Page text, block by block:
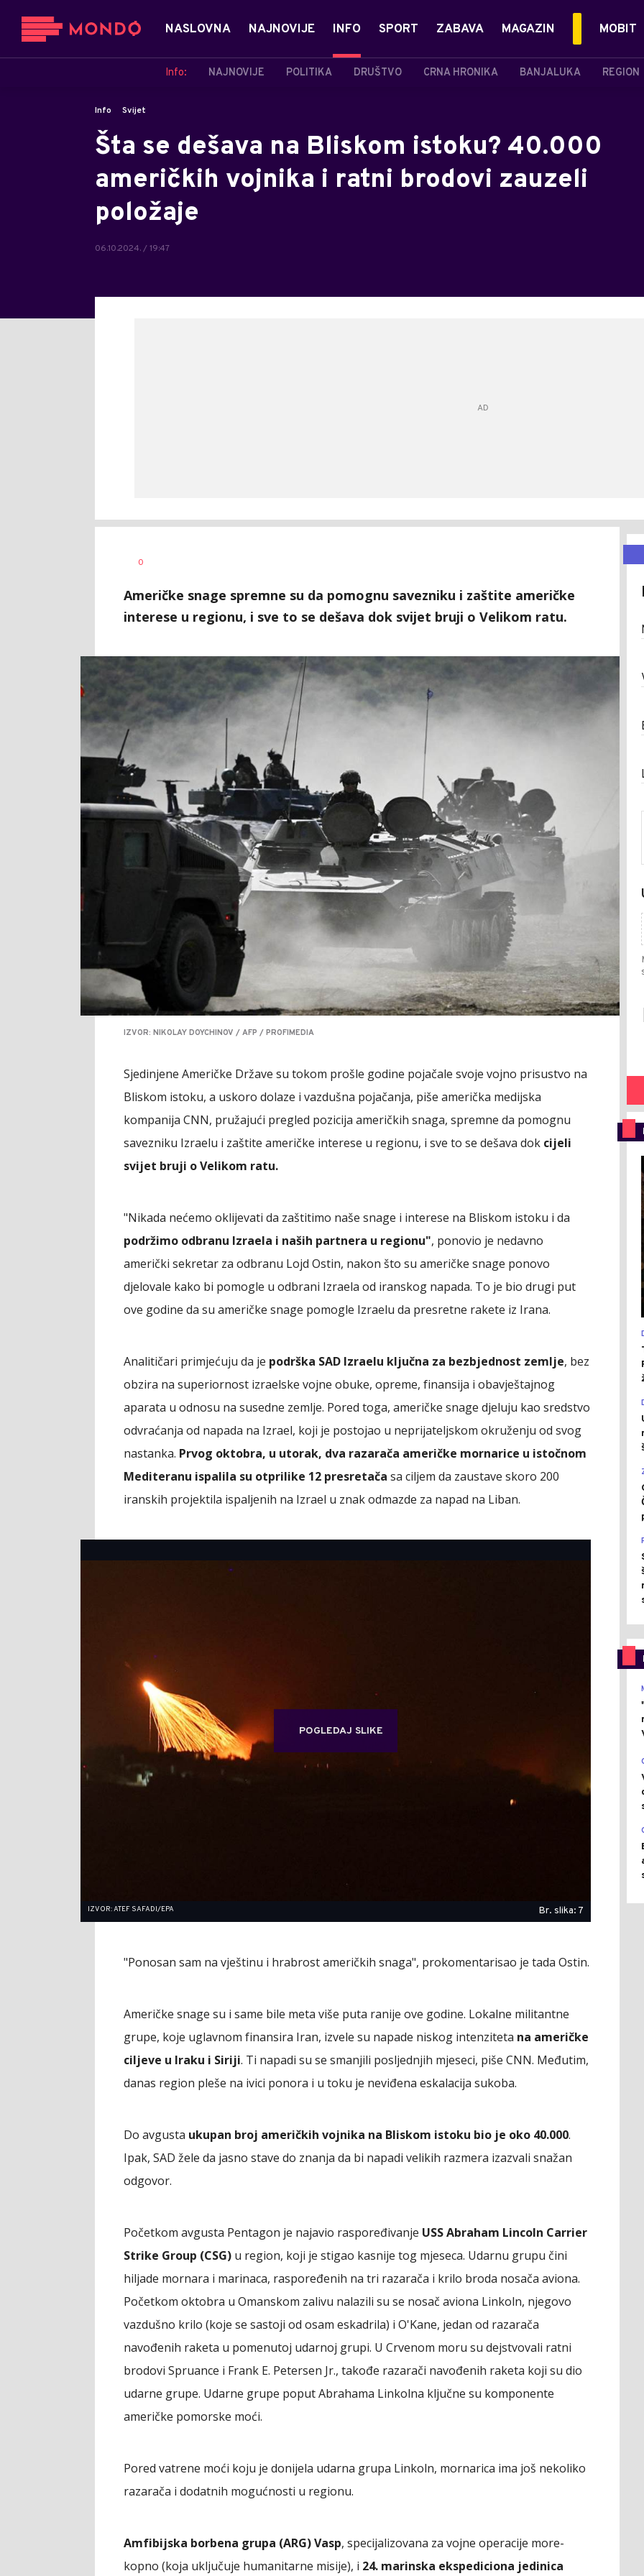
NASLOVNA NAJNOVIJE INFO
Info: NAJNOVIJE POLITIKA DRUŠTVO CRNA HRONIKA BANJALUKA REGION
SPORT ZABAVA MAGAZIN MOBIT
Info Svijet
Šta se dešava na Bliskom istoku? 40.000
američkih vojnika i ratni brodovi zauzeli
položaje
06.10.2024. / 19:47
AUTOR
0
Američke snage spremne su da pomognu savezniku i zaštite američke
interese u regionu, i sve to se dešava dok svijet bruji o Velikom ratu.
IZVOR: NIKOLAY DOYCHINOV / AFP / PROFIMEDIA
Sjedinjene Američke Države su tokom prošle godine pojačale svoje vojno prisustvo na
Bliskom istoku, a uskoro dolaze i vazdušna pojačanja, piše američka medijska
kompanija CNN, pružajući pregled pozicija američkih snaga, spremne da pomognu
savezniku Izraelu i zaštite američke interese u regionu, i sve to se dešava dok cijeli
svijet bruji o Velikom ratu.
"Nikada nećemo oklijevati da zaštitimo naše snage i interese na Bliskom istoku i da
podržimo odbranu Izraela i naših partnera u regionu", ponovio je nedavno
američki sekretar za odbranu Lojd Ostin, nakon što su američke snage ponovo
djelovale kako bi pomogle u odbrani Izraela od iranskog napada. To je bio drugi put
ove godine da su američke snage pomogle Izraelu da presretne rakete iz Irana.
Analitičari primjećuju da je podrška SAD Izraelu ključna za bezbjednost zemlje, bez
obzira na superiornost izraelske vojne obuke, opreme, finansija i obavještajnog
aparata u odnosu na susedne zemlje. Pored toga, američke snage djeluju kao sredstvo
odvraćanja od napada na Izrael, koji je postojao u neprijateljskom okruženju od svog
nastanka. Prvog oktobra, u utorak, dva razarača američke mornarice u istočnom
Mediteranu ispalila su otprilike 12 presretača sa ciljem da zaustave skoro 200
iranskih projektila ispaljenih na Izrael u znak odmazde za napad na Liban.
POGLEDAJ SLIKE
IZVOR: ATEF SAFADI/EPA Br. slika: 7
"Ponosan sam na vještinu i hrabrost američkih snaga", prokomentarisao je tada Ostin.
Američke snage su i same bile meta više puta ranije ove godine. Lokalne militantne
grupe, koje uglavnom finansira Iran, izvele su napade niskog intenziteta na američke
ciljeve u Iraku i Siriji. Ti napadi su se smanjili posljednjih mjeseci, piše CNN. Međutim,
danas region pleše na ivici ponora i u toku je neviđena eskalacija sukoba.
Do avgusta ukupan broj američkih vojnika na Bliskom istoku bio je oko 40.000.
Ipak, SAD žele da jasno stave do znanja da bi napadi velikih razmera izazvali snažan
odgovor.
Početkom avgusta Pentagon je najavio raspoređivanje USS Abraham Lincoln Carrier
Strike Group (CSG) u region, koji je stigao kasnije tog mjeseca. Udarnu grupu čini
hiljade mornara i marinaca, raspoređenih na tri razarača i krilo broda nosača aviona.
Početkom oktobra u Omanskom zalivu nalazili su se nosač aviona Linkoln, njegovo
vazdušno krilo (koje se sastoji od osam eskadrila) i O'Kane, jedan od razarača
navođenih raketa u pomenutoj udarnoj grupi. U Crvenom moru su dejstvovali ratni
brodovi Spruance i Frank E. Petersen Jr., takođe razarači navođenih raketa koji su dio
udarne grupe. Udarne grupe poput Abrahama Linkolna ključne su komponente
američke pomorske moći.
Pored vatrene moći koju je donijela udarna grupa Linkoln, mornarica ima još nekoliko
razarača i dodatnih mogućnosti u regionu.
Amfibijska borbena grupa (ARG) Vasp, specijalizovana za vojne operacije more-
kopno (koja uključuje humanitarne misije), i 24. marinska ekspediciona jedinica